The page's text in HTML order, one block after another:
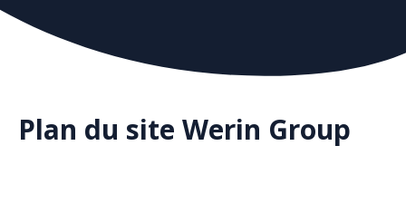
Plan du site Werin Group